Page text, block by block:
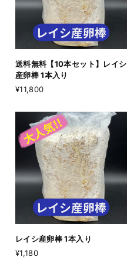
送料無料【10本セット】レイシ
産卵棒 1本入り
¥11,800
レイシ産卵棒 1本入り
¥1,180